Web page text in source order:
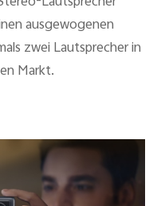
ausgewogenen
zwei Lautsprecher in
Markt.